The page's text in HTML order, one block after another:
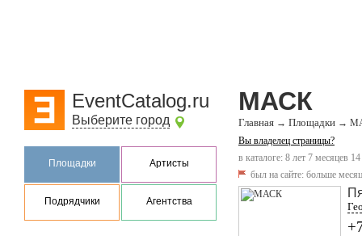
EventCatalog.ru
Выберите город
Площадки Артисты
Подрядчики Агентства
МАСК
Главная → Площадки →
Вы владелец страницы?
в каталоге: 8 лет 7 месяцев
был на сайте: больше